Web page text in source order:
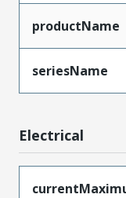
productName
seriesName
Electrical